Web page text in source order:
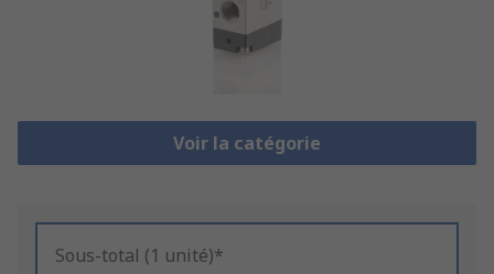
Voir la catégorie
Sous-total (1 unité)*